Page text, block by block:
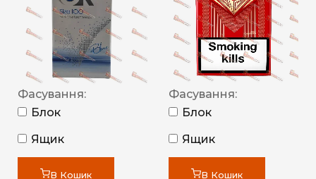
Фасування:
Блок
Ящик
В Кошик
Фасування:
Блок
Ящик
В Кошик